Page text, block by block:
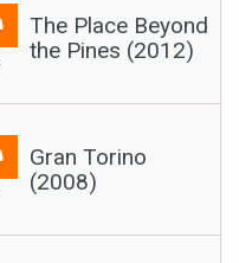
The Place Beyond
the Pines (2012)
Gran Torino
(2008)